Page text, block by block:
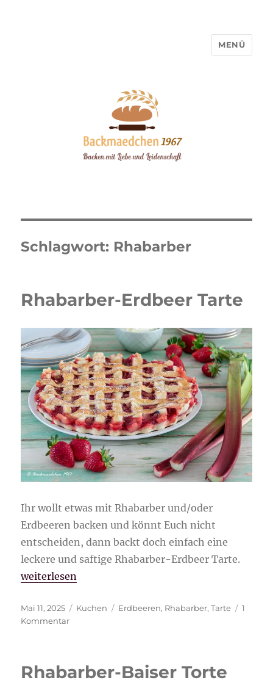
MENÜ
Schlagwort: Rhabarber
Rhabarber-Erdbeer Tarte
Ihr wollt etwas mit Rhabarber und/oder
Erdbeeren backen und könnt Euch nicht
entscheiden, dann backt doch einfach eine
leckere und saftige Rhabarber-Erdbeer Tarte.
„Rhabarber-Erdbeer Tarte“
weiterlesen
Veröffentlicht
am
Mai 11, 2025 Kategorien
Kuchen Schlagwörter
Erdbeeren, Rhabarber,Tarte
1
Kommentarzu
Rhabarber-Baiser Torte